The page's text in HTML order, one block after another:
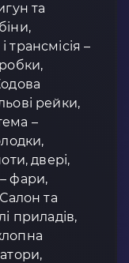
та
–
рейки,
–
двері,
фари,
та
приладів,